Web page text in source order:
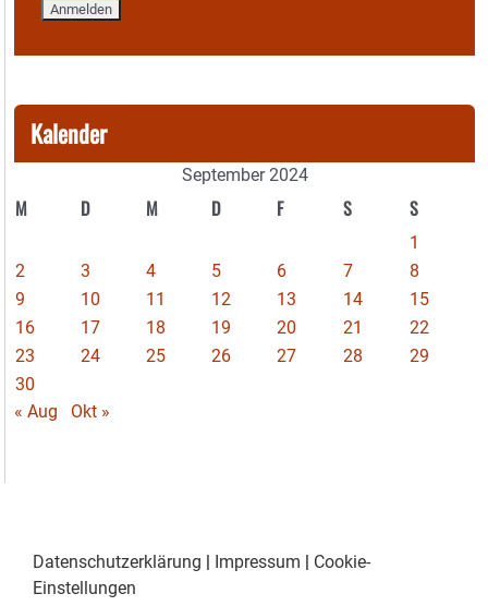
Kalender
September 2024
M D M D F S S
1
2
3 4 5 6 7
8
9
10 11 12 13 14
15
16
17 18 19 20 21
22
23
24 25 26 27 28
29
30
« Aug
Okt »
Datenschutzerklärung Impressum
Cookie-
Einstellungen